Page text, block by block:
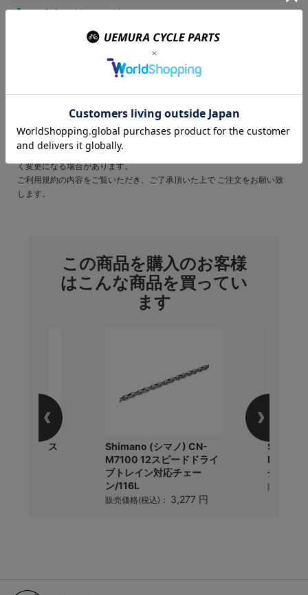
表示されている在庫情報については、実際の在庫情報と連動しておりませ
ご注文頂きましたら、弊社および仕入先の在庫を確認いたしまして、メー
廃盤や欠品・納期未定などの理由により、ご注文をキャンセルさせていた
だく場合がございます。
商品のカラーはディスプレイ環境により実物と異なって見える場合がござ
掲載商品の仕様、ロゴ等のデザインはランニングチェンジ等により予告な
く変更になる場合があります。
ご利用規約の内容をご覧いただき、ご了承頂いた上で ご注文をお願い致
します。
この商品を購入のお客様
はこんな商品を買ってい
ます
トリア) ス
Shimano (シマノ) CN-
M7100 12スピードドライ
ブトレイン対応チェー
ン/116L
販売価格(税込)： 3,277 円
R7100
チュー
販売価格(